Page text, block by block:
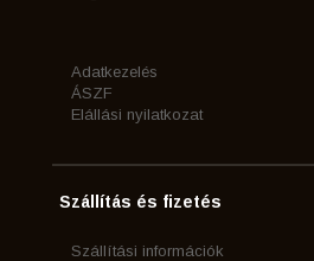
Adatkezelés
ÁSZF
Elállási nyilatkozat
Szállítás és fizetés
Szállítási információk